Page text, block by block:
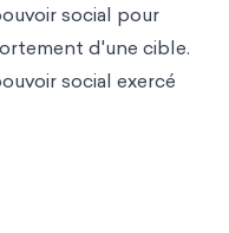
social pour
d'une cible.
social exercé